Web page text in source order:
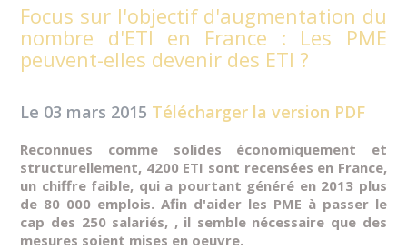
Focus sur l'objectif d'augmentation du
nombre d'ETI en France : Les PME
peuvent-elles devenir des ETI ?
Le 03 mars 2015 Télécharger la version PDF
Reconnues comme solides économiquement et
structurellement, 4200 ETI sont recensées en France,
un chiffre faible, qui a pourtant généré en 2013 plus
de 80 000 emplois. Afin d'aider les PME à passer le
cap des 250 salariés, , il semble nécessaire que des
mesures soient mises en oeuvre.